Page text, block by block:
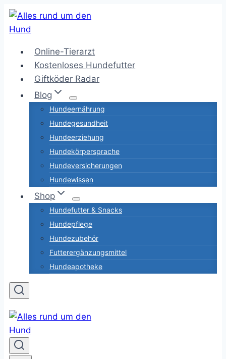
Zum
Inhalt
Online-Tierarzt
Kostenloses Hundefutter
Giftköder Radar
Blog
Hundeernährung
Hundegesundheit
Hundeerziehung
Hundekörpersprache
Hundeversicherungen
Hundewissen
Shop
Hundefutter & Snacks
Hundepflege
Hundezubehör
Futterergänzungsmittel
Hundeapotheke